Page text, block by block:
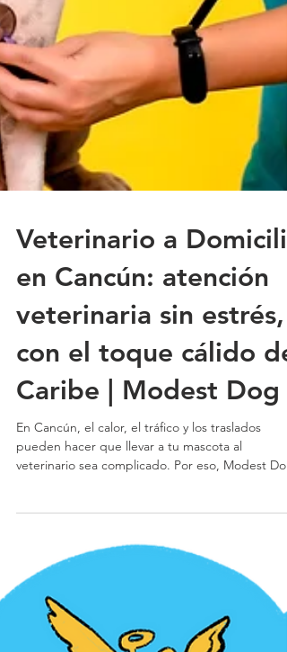
Veterinario a Domicilio
en Cancún: atención
veterinaria sin estrés,
con el toque cálido del
Caribe | Modest Dog
pueden hacer que llevar a tu mascota al
lleva la atención veterinaria directamente a tu
hogar. Con nuestro servicio de veterinario a
domicilio en Cancún, tu peludo recibe atención
profesional, sin estrés y con el cariño que
Atendemos en zonas como Huayacán, Cumbres,
Arbolada, Aqua y la Zona Hotelera —porque